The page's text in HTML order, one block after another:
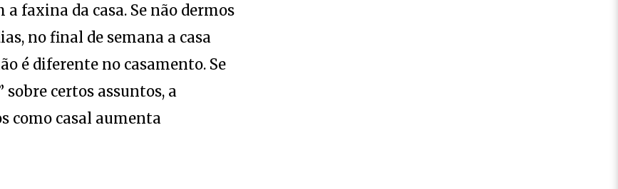
faxina da casa. Se não dermos
no final de semana a casa
é diferente no casamento. Se
certos assuntos, a
como casal aumenta